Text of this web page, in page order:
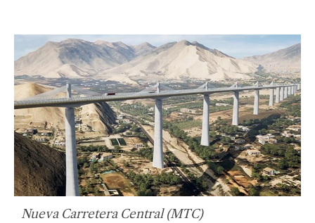
Nueva Carretera Central (MTC)